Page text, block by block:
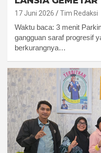
17 Juni 2026 Tim Redaksi
Waktu baca: 3 menit
gangguan saraf progresif
berkurangnya…